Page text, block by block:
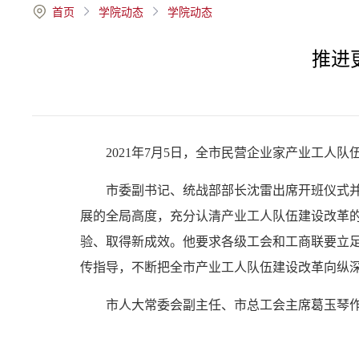
首页 学院动态 学院动态
推进
2021年7月5日，全市民营企业家产业工人
市委副书记、统战部部长沈雷出席开班仪式
展的全局高度，充分认清产业工人队伍建设改革
验、取得新成效。他要求各级工会和工商联要立
传指导，不断把全市产业工人队伍建设改革向纵
市人大常委会副主任、市总工会主席葛玉琴